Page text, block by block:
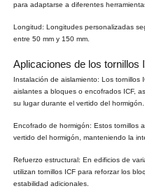
para adaptarse a diferentes
Longitud: Longitudes personalizadas
entre 50 mm y 150 mm.
Aplicaciones de los tornillos
Instalación de aislamiento: Los tornillos
aislantes a bloques o encofrados ICF,
su lugar durante el vertido del hormigón.
Encofrado de hormigón: Estos tornillos
vertido del hormigón, manteniendo la
Refuerzo estructural: En edificios de
utilizan tornillos ICF para reforzar los
estabilidad adicionales.